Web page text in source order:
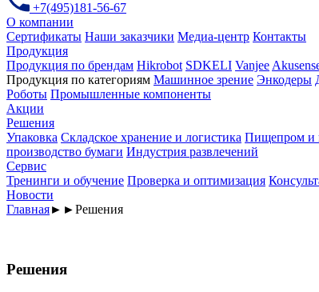
+7(495)181-56-67
О компании
Сертификаты Наши заказчики Медиа-центр Контакты
Продукция
Продукция по брендам Hikrobot SDKELI Vanjee
Продукция по категориям Машинное зрение Энкодеры
Роботы Промышленные компоненты
Акции
Решения
Упаковка Складское хранение и логистика Пищепром и
производство бумаги Индустрия развлечений
Сервис
Тренинги и обучение Проверка и оптимизация
Новости
Главная► ►Решения
Решения